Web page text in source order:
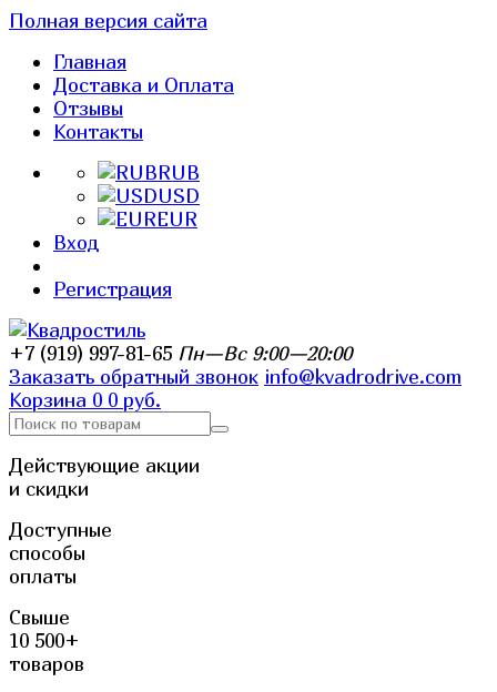
Полная версия сайта
Главная
Доставка и Оплата
Отзывы
Контакты
RUB
USD
EUR
Вход
Регистрация
+7 (919) 997-81-65 Пн—Вс 9:00—20:00
Заказать обратный звонок info@kvadrodrive.com
Корзина 0 0 руб.
Действующие акции
и скидки
Доступные
способы
оплаты
Свыше
10 500+
товаров